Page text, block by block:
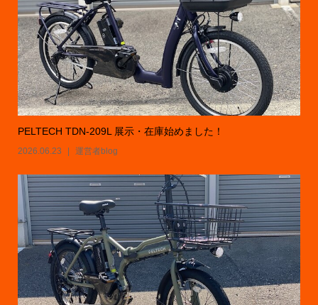
PELTECH TDN-209L 展示・在庫始めました！
2026.06.23 運営者blog